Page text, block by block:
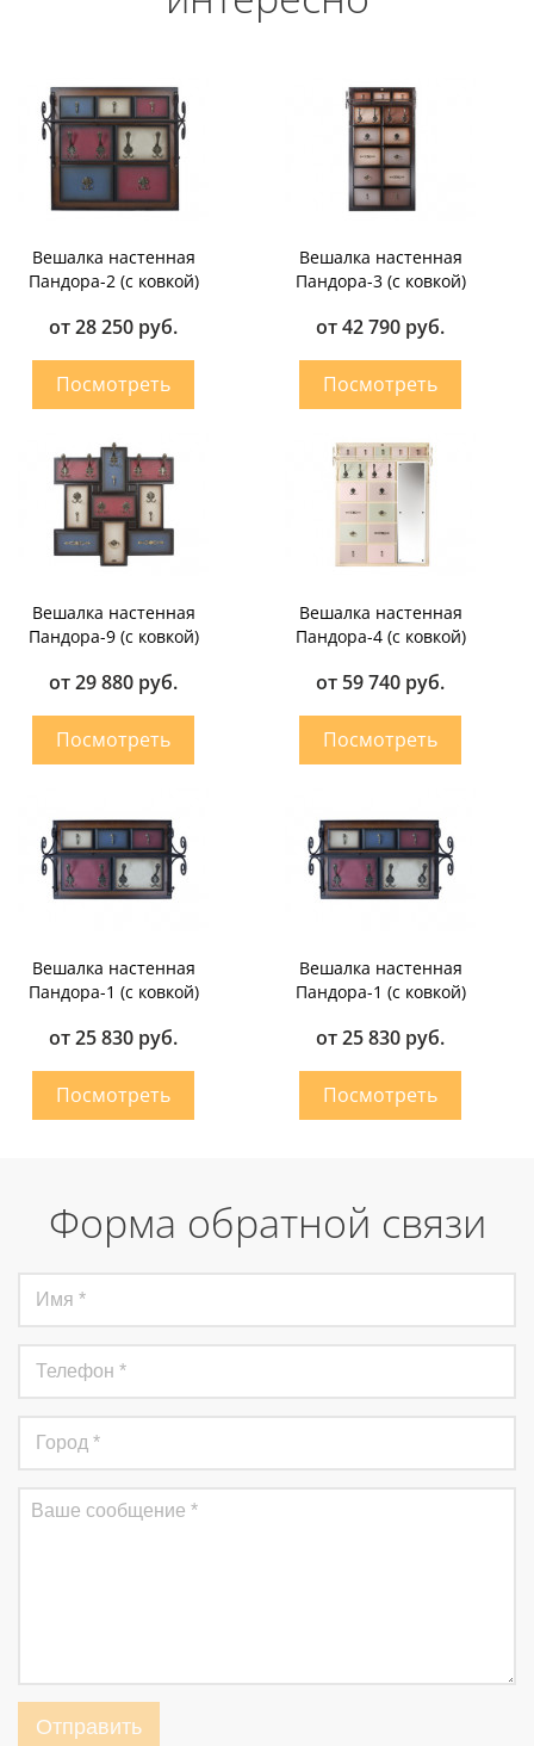
Вешалка настенная
Пандора-2 (с ковкой)
от 28 250 руб.
Вешалка настенная
Пандора-3 (с ковкой)
от 42 790 руб.
Вешалка настенная
Пандора-9 (с ковкой)
от 29 880 руб.
Вешалка настенная
Пандора-4 (с ковкой)
от 59 740 руб.
Вешалка настенная
Пандора-1 (с ковкой)
от 25 830 руб.
Вешалка настенная
Пандора-1 (с ковкой)
от 25 830 руб.
Форма обратной связи
Отправить